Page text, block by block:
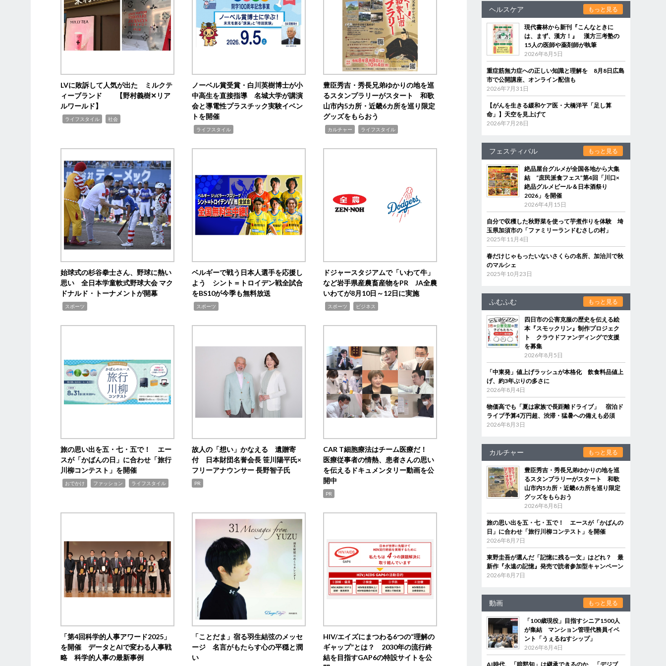
LVに敗訴して人気が出た ミルクテ
ィーブランド 【野村義樹✕リア
ルワールド】
ライフスタイル 社会
ノーベル賞受賞・白川英樹博士が小
中高生を直接指導 名城大学が講演
会と導電性プラスチック実験イベン
トを開催
ライフスタイル
豊臣秀吉・秀長兄弟ゆかりの地を巡
るスタンプラリーがスタート 和歌
山市内5カ所・近畿6カ所を巡り限定
グッズをもらおう
カルチャー ライフスタイル
始球式の杉谷拳士さん、野球に熱い
思い 全日本学童軟式野球大会 マク
ドナルド・トーナメントが開幕
スポーツ
ベルギーで戦う日本人選手を応援し
よう シント＝トロイデン戦全試合
をBS10が今季も無料放送
スポーツ
ドジャースタジアムで「いわて牛」
など岩手県産農畜産物をPR JA全農
いわてが8月10日～12日に実施
スポーツ ビジネス
旅の思い出を五・七・五で！ エー
スが「かばんの日」に合わせ「旅行
川柳コンテスト」を開催
おでかけ ファッション ライフスタイル
故人の「想い」かなえる 遺贈寄
付 日本財団名誉会長 笹川陽平氏×
フリーアナウンサー 長野智子氏
PR
CAR T細胞療法はチーム医療だ！
医療従事者の情熱、患者さんの思い
を伝えるドキュメンタリー動画を公
開中
PR
「第4回科学的人事アワード2025」
を開催 データとAIで変わる人事戦
略 科学的人事の最新事例
「ことだま」宿る羽生結弦のメッセ
ージ 名言がもたらす心の平穏と潤
い
HIV/エイズにまつわる6つの“理解の
ギャップ”とは？ 2030年の流行終
結を目指すGAP6の特設サイトを公
ヘルスケア もっと見る
現代書林から新刊『こんなときに
は、まず、漢方！』 漢方三考塾の
15人の医師や薬剤師が執筆
2026年8月5日
重症筋無力症への正しい知識と理解を 8月8日広島
市で公開講座、オンライン配信も
2026年7月31日
【がんを生きる緩和ケア医・大橋洋平「足し算
命」】天空を見上げて
2026年7月28日
フェスティバル もっと見る
絶品屋台グルメが全国各地から大集
結 “庶民派食フェス”第4回「川口×
絶品グルメビール＆日本酒祭り
2026」を開催
2026年4月15日
自分で収穫した秋野菜を使って芋煮作りを体験 埼
玉県加須市の「ファミリーランドむさしの村」
2025年11月4日
春だけじゃもったいないさくらの名所、加治川で秋
のマルシェ
2025年10月23日
ふむふむ もっと見る
四日市の公害克服の歴史を伝える絵
本『スモックリン』制作プロジェク
ト クラウドファンディングで支援
を募集
2026年8月5日
「中東発」値上げラッシュが本格化 飲食料品値上
げ、約3年ぶりの多さに
2026年8月4日
物価高でも「夏は家族で長距離ドライブ」 宿泊ド
ライブ予算4万円超、渋滞・猛暑への備えも必須
2026年8月3日
カルチャー もっと見る
豊臣秀吉・秀長兄弟ゆかりの地を巡
るスタンプラリーがスタート 和歌
山市内5カ所・近畿6カ所を巡り限定
グッズをもらおう
2026年8月8日
旅の思い出を五・七・五で！ エースが「かばんの
日」に合わせ「旅行川柳コンテスト」を開催
2026年8月7日
東野圭吾が選んだ「記憶に残る一文」はどれ？ 最
新作『永遠の記憶』発売で読者参加型キャンペーン
2026年8月7日
動画 もっと見る
「100歳現役」目指すシニア1500人
が集結 マンション管理代務員イベ
ント「うぇるねすシップ」
2026年8月4日
AI時代、「暗黙知」は継承できるのか 「デジブ